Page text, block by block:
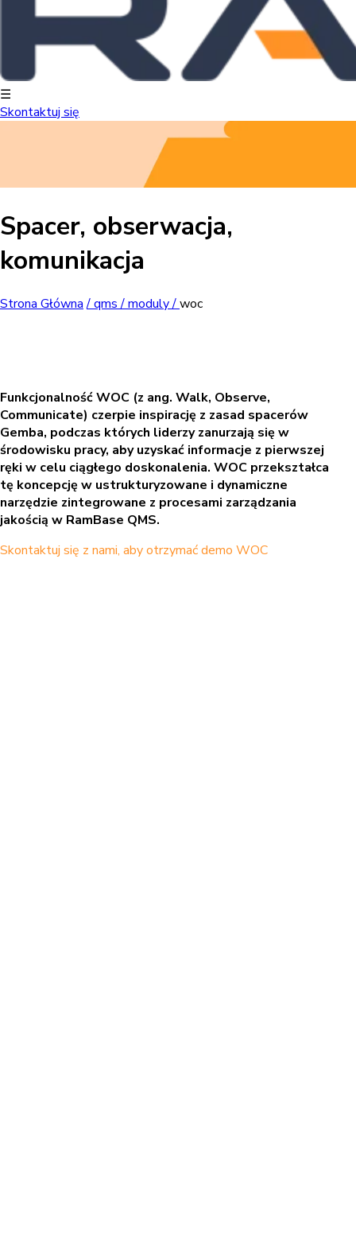
☰
Skontaktuj się
Spacer, obserwacja,
komunikacja
Strona Główna /qms /moduly /woc
Funkcjonalność WOC (z ang. Walk, Observe,
Communicate) czerpie inspirację z zasad spacerów
Gemba, podczas których liderzy zanurzają się w
środowisku pracy, aby uzyskać informacje z pierwszej
ręki w celu ciągłego doskonalenia. WOC przekształca
tę koncepcję w ustrukturyzowane i dynamiczne
narzędzie zintegrowane z procesami zarządzania
jakością w RamBase QMS.
Skontaktuj się z nami, aby otrzymać demo WOC